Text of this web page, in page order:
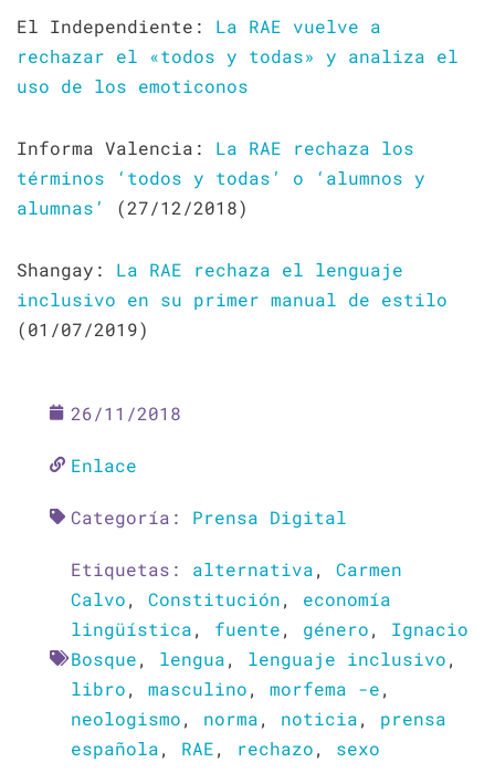
El Independiente: La RAE vuelve a
rechazar el «todos y todas» y analiza el
uso de los emoticonos
Informa Valencia: La RAE rechaza los
términos ‘todos y todas’ o ‘alumnos y
alumnas’
(27/12/2018)
Shangay: La RAE rechaza el lenguaje
inclusivo en su primer manual de estilo
(01/07/2019)
26/11/2018
Enlace
Categoría: Prensa Digital
Etiquetas: alternativa, Carmen
Calvo, Constitución, economía
lingüística, fuente, género, Ignacio
Bosque, lengua, lenguaje inclusivo,
libro, masculino, morfema -e,
neologismo, norma, noticia, prensa
española, RAE, rechazo, sexo